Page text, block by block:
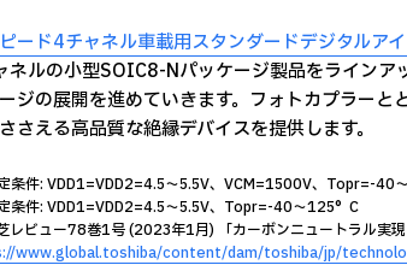
ード4チャネル車載用スタンダードデジタルア
ネルの小型SOIC8-Nパッケージ製品をライン
ジの展開を進めていきます。フォトカプラー
さえる高品質な絶縁デバイスを提供します。
条件: VDD1=VDD2=4.5～5.5V、VCM=1500V、Topr=-40
条件: VDD1=VDD2=4.5～5.5V、Topr=-40～125°C
レビュー78巻1号 (2023年1月) 「カーボンニュートラル実
www.global.toshiba/content/dam/toshiba/jp/